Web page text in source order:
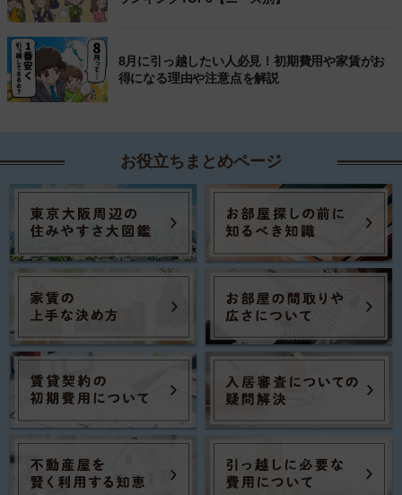
8月に引っ越したい人必見！初期費用や家賃がお
得になる理由や注意点を解説
お役立ちまとめページ